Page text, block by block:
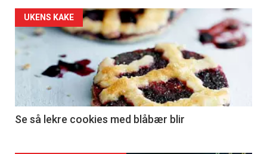
UKENS KAKE
Se så lekre cookies med blåbær blir